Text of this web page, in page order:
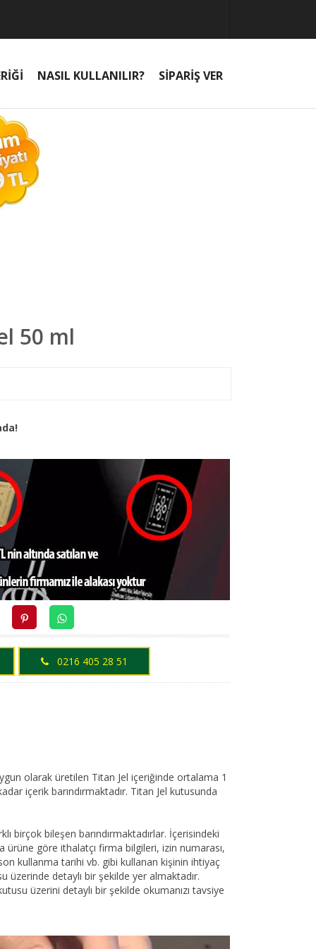
NASIL KULLANILIR? SİPARİŞ VER
50 ml
0216 405 28 51
olarak üretilen Titan Jel içeriğinde ortalama 1
içerik barındırmaktadır. Titan Jel kutusunda
birçok bileşen barındırmaktadırlar. İçerisindeki
ürüne göre ithalatçı firma bilgileri, izin numarası,
kullanma tarihi vb. gibi kullanan kişinin ihtiyaç
üzerinde detaylı bir şekilde yer almaktadır.
üzerini detaylı bir şekilde okumanızı tavsiye